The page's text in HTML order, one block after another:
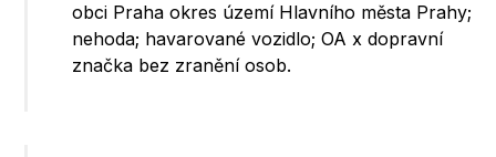
obci Praha okres území Hlavního města Prahy;
nehoda; havarované vozidlo; OA x dopravní
značka bez zranění osob.